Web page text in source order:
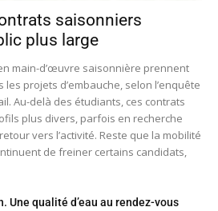
saisonniers
plus large
main-d’œuvre saisonnière prennent
projets d’embauche, selon l’enquête
Au-delà des étudiants, ces contrats
plus divers, parfois en recherche
vers l’activité. Reste que la mobilité
de freiner certains candidats,
Une qualité d’eau au rendez-vous